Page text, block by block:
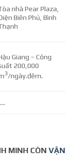
nhà Pear Plaza,
Biên Phủ, Bình
Giang – Công
200,000
3/ngày.đêm.
MINH CÒN VẬN